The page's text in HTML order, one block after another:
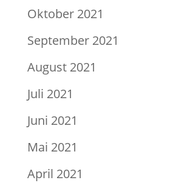
Oktober 2021
September 2021
August 2021
Juli 2021
Juni 2021
Mai 2021
April 2021